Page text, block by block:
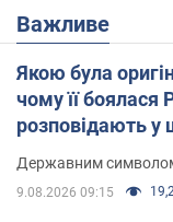
Важливе
Якою була
чому її боялася
розповідають у
Державним символом
9.08.2026 09:15